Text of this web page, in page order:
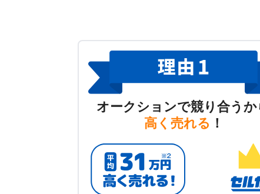
オークションで競り合うか
高く売れる ！